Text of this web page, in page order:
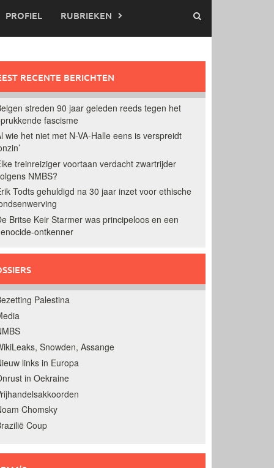
PROFIEL RUBRIEKEN
RECENTE BERICHTEN
streden 90 jaar geleden reeds tegen het
fascisme
wie het niet met N-VA-Halle eens is verspreidt
treinreiziger voortaan verdacht zwartrijder
NMBS?
Todts gehuldigd na 30 jaar inzet voor ethische
Britse Keir Starmer was principeloos en een
ontkenner
Palestina
Snowden, Assange
links in Europa
in Oekraine
Chomsky
Coup